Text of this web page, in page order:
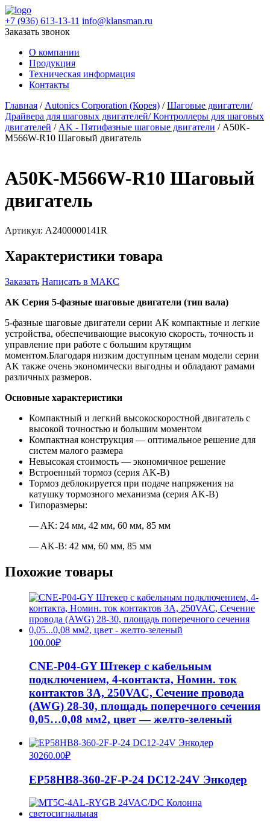
+7 (936) 613-13-11 info@klansman.ru
Заказать звонок
О компании
Продукция
Техническая информация
Контакты
Главная / Autonics Corporation (Корея) /Шаговые двигатели/
Драйвера для шаговых двигателей/ Контроллеры для шаговых
двигателей / AK - Пятифазные шаговые двигатели / A50K-
M566W-R10 Шаговый двигатель
A50K-M566W-R10 Шаговый
двигатель
Артикул: A2400000141R
Характеристики товара
Заказать Написать в МАКС
AK Серия 5-фазные шаговые двигатели (тип вала)
5-фазные шаговые двигатели серии AK компактные и легкие
устройства, обеспечивающие высокую скорость, точность и
управление при работе с большим крутящим
моментом.Благодаря низким доступным ценам модели серии
AK также очень экономически выгодны и обладают рамами
различных размеров.
Основные характеристики
Компактный и легкий высокоскоростной двигатель с
высокой точностью и большим моментом
Компактная конструкция — оптимальное решение для
систем малого размера
Невысокая стоимость — экономичное решение
Встроенный тормоз (серия AK-B)
Тормоз деблокируется при подаче напряжения на
катушку тормозного механизма (серия AK-B)
Типоразмеры:
— AK: 24 мм, 42 мм, 60 мм, 85 мм
— AK-B: 42 мм, 60 мм, 85 мм
Похожие товары
100.00₽
CNE-P04-GY Штекер с кабельным
подключением, 4-контакта, Номин. ток
контактов 3А, 250VAC, Сечение провода
(AWG) 28-30, площадь поперечного сечения
0,05…0,08 мм2, цвет — желто-зеленый
30260.00₽
EP58HB8-360-2F-P-24 DC12-24V Энкодер